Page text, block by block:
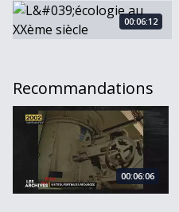
L&#039;écologie au XXème
00:06:12
Recommandations
Les Archives - Visite du
00:06:06